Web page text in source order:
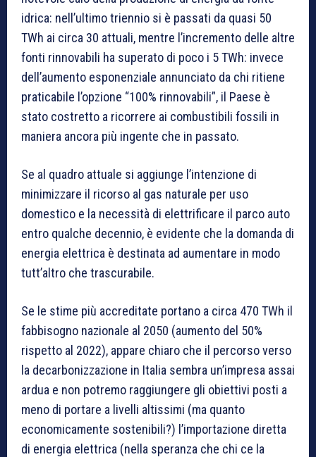
idrica: nell’ultimo triennio si è passati da quasi 50
TWh ai circa 30 attuali, mentre l’incremento delle altre
fonti rinnovabili ha superato di poco i 5 TWh: invece
dell’aumento esponenziale annunciato da chi ritiene
praticabile l’opzione “100% rinnovabili”, il Paese è
stato costretto a ricorrere ai combustibili fossili in
maniera ancora più ingente che in passato.
Se al quadro attuale si aggiunge l’intenzione di
minimizzare il ricorso al gas naturale per uso
domestico e la necessità di elettrificare il parco auto
entro qualche decennio, è evidente che la domanda di
energia elettrica è destinata ad aumentare in modo
tutt’altro che trascurabile.
Se le stime più accreditate portano a circa 470 TWh il
fabbisogno nazionale al 2050 (aumento del 50%
rispetto al 2022), appare chiaro che il percorso verso
la decarbonizzazione in Italia sembra un’impresa assai
ardua e non potremo raggiungere gli obiettivi posti a
meno di portare a livelli altissimi (ma quanto
economicamente sostenibili?) l’importazione diretta
di energia elettrica (nella speranza che chi ce la